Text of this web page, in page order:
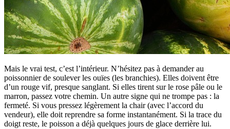
Mais le vrai test, c’est l’intérieur. N’hésitez pas à demander au
poissonnier de soulever les ouïes (les branchies). Elles doivent être
d’un rouge vif, presque sanglant. Si elles tirent sur le rose pâle ou le
marron, passez votre chemin. Un autre signe qui ne trompe pas : la
fermeté. Si vous pressez légèrement la chair (avec l’accord du
vendeur), elle doit reprendre sa forme instantanément. Si la trace du
doigt reste, le poisson a déjà quelques jours de glace derrière lui.